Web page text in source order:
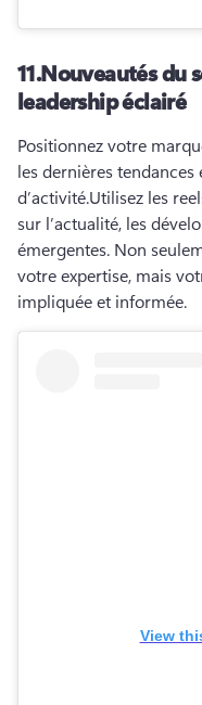
11.Nouveautés du
leadership éclairé
Positionnez votre
les dernières
d’activité.Utilisez les
sur l’actualité, les
émergentes. Non
votre expertise, mais
impliquée et informée.
View